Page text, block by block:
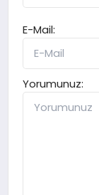
E-Mail:
Yorumunuz: